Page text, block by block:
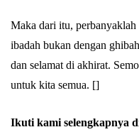
Maka dari itu,
ibadah bukan dengan
dan selamat di akhirat.
untuk kita semua. []
Ikuti kami selengkapnya